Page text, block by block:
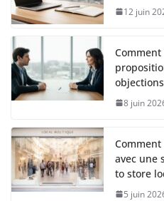
12 juin
8 juin
avec une
to store
5 juin